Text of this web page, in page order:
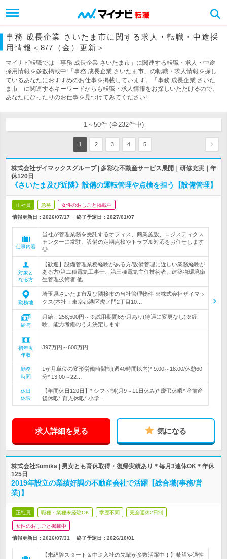
事務 成長企業 さいたま市に関する求人・転職・中途採
用情報＜8/7（金）更新＞
マイナビ転職では「事務 成長企業 さいたま市」に関連する転職・求人・中途
採用情報を多数掲載中!「事務 成長企業 さいたま市」の転職・求人情報を探し
ているあなたにおすすめのお仕事を掲載しています。「事務 成長企業 さいた
ま市」に関連するキーワードからも転職・求人情報をお探しいただけるので、
あなたにぴったりのお仕事を見つけてみてください!
1～50件 (全232件中)
1 2 3 4 5
株式会社ザイマックスグループ | 多彩な不動産サービス展開｜研修充実｜年
休120日
《さいたま及び近隣》設備の運転管理や点検を担う【設備管理】
正社員 急募 女性のおしごと掲載中
情報更新日：2026/07/17 終了予定日： 2027/01/07
仕事内容
当社が管理業務を受託するオフィス、商業施設、ロジスティクス
センターに常駐。設備の定期点検やトラブル対応をお任せします
◎
対象と
なる方
【歓迎】設備管理業務経験がある方/設備管理に近しい業務経験が
ある方/第二種電気工事士、第三種電気主任技術者、建築物環境衛
生管理技術者 他
勤務地
埼玉県さいたま市及び隣接市の当社管理物件 ※株式会社ザイマッ
クス(本社：東京都港区虎ノ門2丁目10…
給与
月給：258,500円～※試用期間6か月あり(待遇に変更なし)※経
験、能力考慮のうえ決定します
初年度
年収
397万円～600万円
勤務
時間
1か月単位の変形労働時間制(週40時間以内)* 9:00～18:00/休憩60
分* 13:00～22…
休日
休暇
【年間休日120日】* シフト制(月9～11日休み)* 慶弔休暇* 産前産
後休暇* 育児休暇* 小学…
求人詳細を見る 気になる
株式会社Sumika | 男女とも育休取得・復帰実績あり＊毎月3連休OK＊年休
125日
2019年設立の業績好調の不動産会社で活躍【総合職(事務/営
業)】
正社員 職種・業種未経験OK 学歴不問 完全週休2日制
女性のおしごと掲載中
情報更新日：2026/07/31 終了予定日： 2026/10/01
【未経験スタート＆中途入社の先輩が多数活躍中！】希望や適性